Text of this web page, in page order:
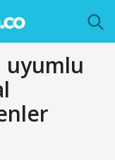
uyumlu